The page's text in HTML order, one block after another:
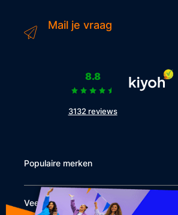
Mail je vraag
8.8
3132 reviews
Populaire merken
Veel bezocht